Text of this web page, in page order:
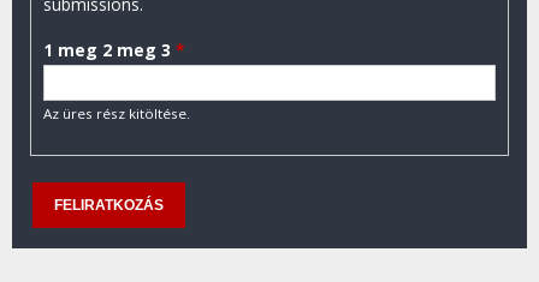
1 meg 2 meg 3 *
Az üres rész kitöltése.